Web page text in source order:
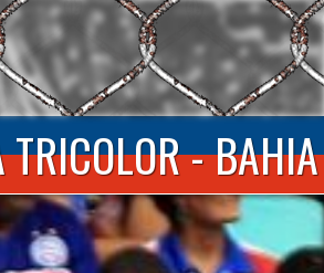
- BAHIA